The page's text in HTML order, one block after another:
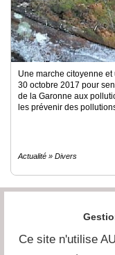
Inscription
annuaire
pro
Accès
éditeur
Une marche citoyenne
30 octobre 2017 pour
de la Garonne aux
les prévenir des
Actualité » Divers
Ce site n'utilise